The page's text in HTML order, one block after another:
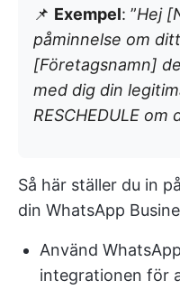
📌 Exempel: ”Hej
påminnelse om
[Företagsnamn]
med dig din
RESCHEDULE
Så här ställer du in
din WhatsApp
Använd
integrationen för